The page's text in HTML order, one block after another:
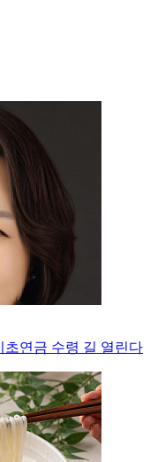
초연금 수령 길 열린다